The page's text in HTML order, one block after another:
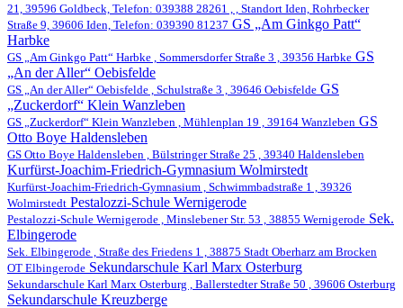
21, 39596 Goldbeck, Telefon: 039388 28261 , , Standort Iden, Rohrbecker
Straße 9, 39606 Iden, Telefon: 039390 81237 GS „Am Ginkgo Patt“
Harbke
GS „Am Ginkgo Patt“ Harbke , Sommersdorfer Straße 3 , 39356 Harbke GS
„An der Aller“ Oebisfelde
GS „An der Aller“ Oebisfelde , Schulstraße 3 , 39646 Oebisfelde GS
„Zuckerdorf“ Klein Wanzleben
GS „Zuckerdorf“ Klein Wanzleben , Mühlenplan 19 , 39164 Wanzleben GS
Otto Boye Haldensleben
GS Otto Boye Haldensleben , Bülstringer Straße 25 , 39340 Haldensleben
Kurfürst-Joachim-Friedrich-Gymnasium Wolmirstedt
Kurfürst-Joachim-Friedrich-Gymnasium , Schwimmbadstraße 1 , 39326
Wolmirstedt Pestalozzi-Schule Wernigerode
Pestalozzi-Schule Wernigerode , Minslebener Str. 53 , 38855 Wernigerode Sek.
Elbingerode
Sek. Elbingerode , Straße des Friedens 1 , 38875 Stadt Oberharz am Brocken
OT Elbingerode Sekundarschule Karl Marx Osterburg
Sekundarschule Karl Marx Osterburg , Ballerstedter Straße 50 , 39606 Osterburg
Sekundarschule Kreuzberge